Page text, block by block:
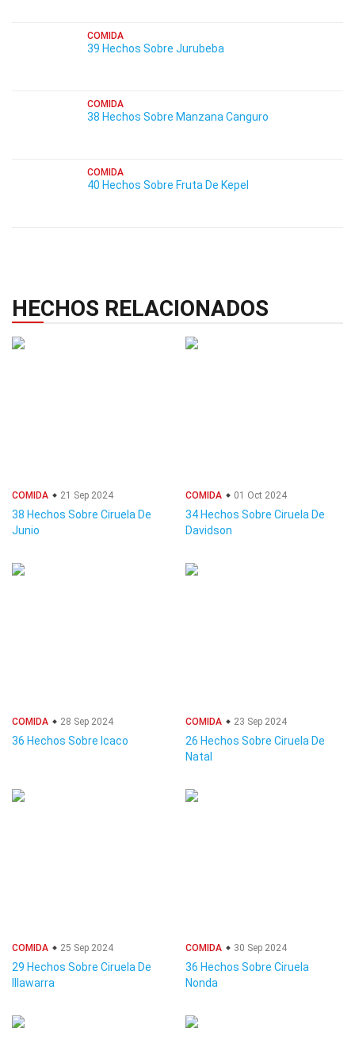
COMIDA
39 Hechos Sobre Jurubeba
COMIDA
38 Hechos Sobre Manzana Canguro
COMIDA
40 Hechos Sobre Fruta De Kepel
HECHOS RELACIONADOS
COMIDA 21 Sep 2024
38 Hechos Sobre Ciruela De
Junio
COMIDA 01 Oct 2024
34 Hechos Sobre Ciruela De
Davidson
COMIDA 28 Sep 2024
36 Hechos Sobre Icaco
COMIDA 23 Sep 2024
26 Hechos Sobre Ciruela De
Natal
COMIDA 25 Sep 2024
29 Hechos Sobre Ciruela De
Illawarra
COMIDA 30 Sep 2024
36 Hechos Sobre Ciruela
Nonda